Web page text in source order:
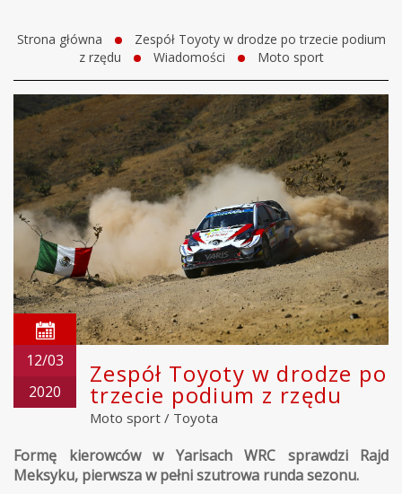
Strona główna
Zespół Toyoty w drodze po trzecie podium
z rzędu
Wiadomości Moto sport
12/03
2020
Zespół Toyoty w drodze po
trzecie podium z rzędu
Moto sport / Toyota
Formę kierowców w Yarisach WRC sprawdzi Rajd
Meksyku, pierwsza w pełni szutrowa runda sezonu.